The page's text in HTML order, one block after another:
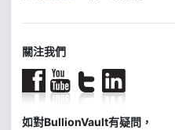
關注我們
如對BullionVault有疑問，